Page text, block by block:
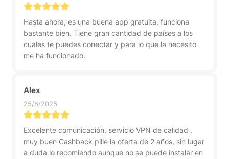
Hasta ahora, es una buena app gratuita, funciona
bastante bien. Tiene gran cantidad de países a los
cuales te puedes conectar y para lo que la necesito
me ha funcionado.
Alex
25/6/2025
Excelente comunicación, servicio VPN de calidad ,
muy buen Cashback pille la oferta de 2 años, sin lugar
a duda lo recomiendo aunque no se puede instalar en